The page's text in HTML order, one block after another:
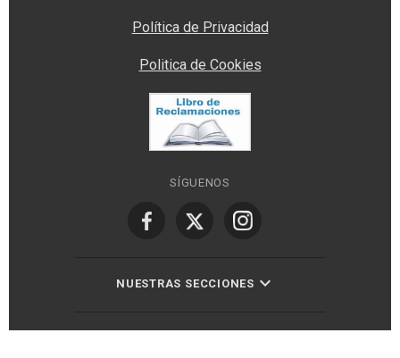
Política de Privacidad
Politica de Cookies
SÍGUENOS
NUESTRAS SECCIONES